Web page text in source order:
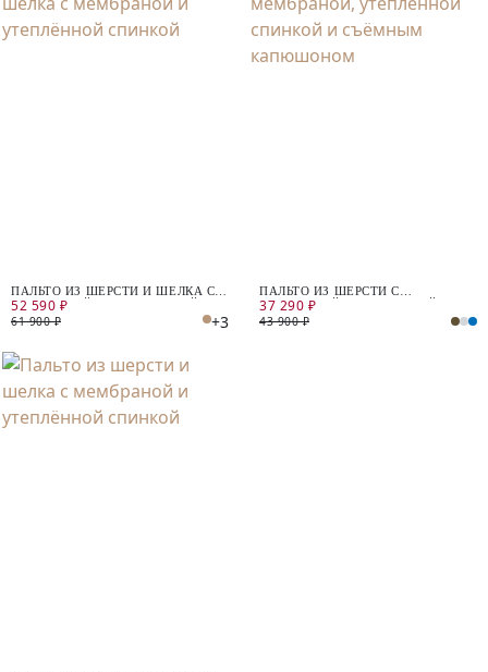
ПАЛЬТО ИЗ ШЕРСТИ И ШЕЛКА С
МЕМБРАНОЙ И УТЕПЛЁННОЙ
СПИНКОЙ
52 590 ₽
61 900 ₽ +3
ПАЛЬТО ИЗ ШЕРСТИ С
МЕМБРАНОЙ, УТЕПЛЁННОЙ
СПИНКОЙ И СЪЁМНЫМ
37 290 ₽
43 900 ₽